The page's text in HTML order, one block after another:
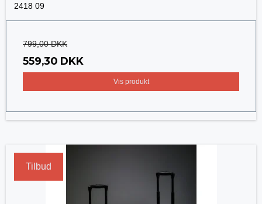
2418 09
799,00 DKK
559,30 DKK
Vis produkt
Tilbud